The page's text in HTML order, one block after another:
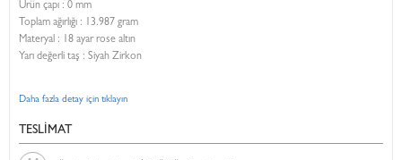
Ürün çapı : 0 mm
Toplam ağırlığı : 13.987 gram
Materyal : 18 ayar rose altın
Yarı değerli taş : Siyah Zirkon
Daha fazla detay için tıklayın
TESLİMAT